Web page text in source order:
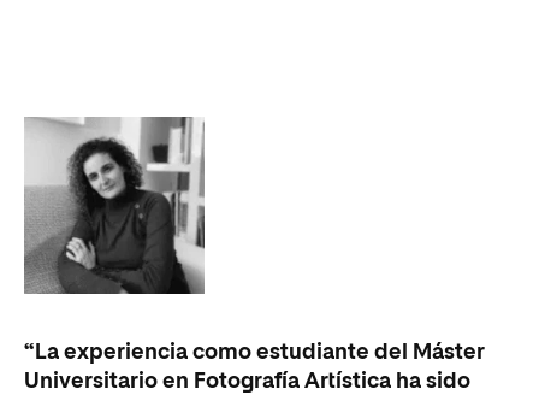
“La experiencia como estudiante del Máster
Universitario en Fotografía Artística ha sido